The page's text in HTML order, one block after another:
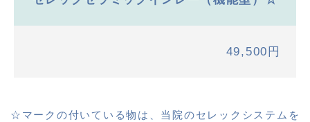
49,500円
☆マークの付いている物は、当院のセレックシステムを